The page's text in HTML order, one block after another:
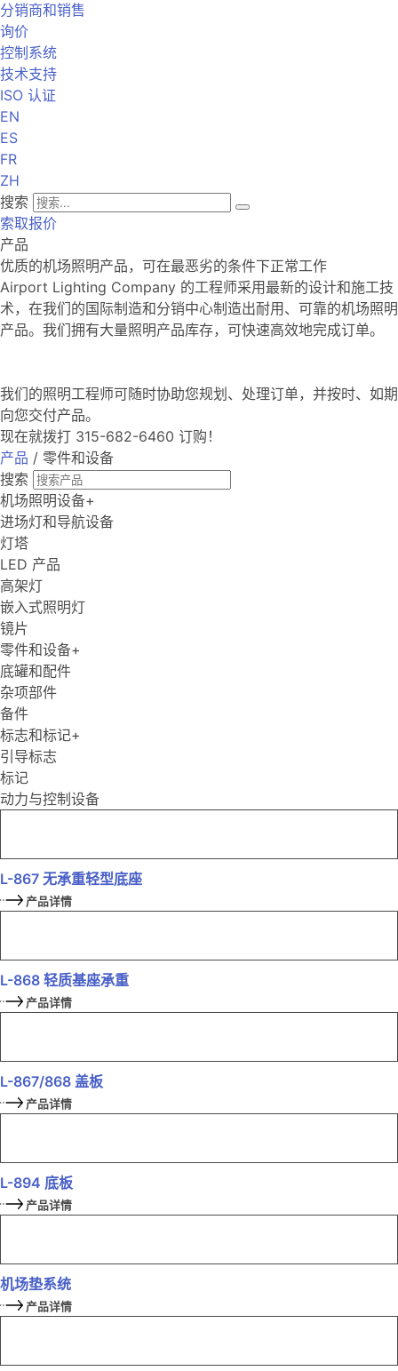
分销商和销售
询价
控制系统
技术支持
ISO 认证
EN
ES
FR
ZH
搜索
索取报价
产品
优质的机场照明产品，可在最恶劣的条件下正常工作
Airport Lighting Company 的工程师采用最新的设计和施工技
术，在我们的国际制造和分销中心制造出耐用、可靠的机场照明
产品。我们拥有大量照明产品库存，可快速高效地完成订单。
我们的照明工程师可随时协助您规划、处理订单，并按时、如期
向您交付产品。
现在就拨打 315-682-6460 订购！
产品 / 零件和设备
搜索
机场照明设备+
进场灯和导航设备
灯塔
LED 产品
高架灯
嵌入式照明灯
镜片
零件和设备+
底罐和配件
杂项部件
备件
标志和标记+
引导标志
标记
动力与控制设备
L-867 无承重轻型底座
产品详情
L-868 轻质基座承重
产品详情
L-867/868 盖板
产品详情
L-894 底板
产品详情
机场垫系统
产品详情